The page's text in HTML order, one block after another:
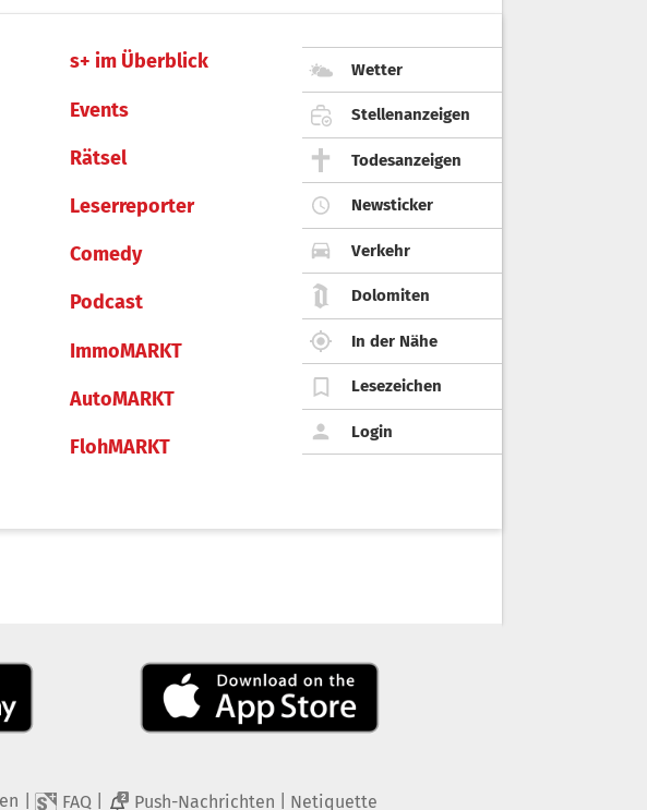
s+ im Überblick
Events
Rätsel
Leserreporter
Comedy
Podcast
ImmoMARKT
AutoMARKT
FlohMARKT
Wetter
Stellenanzeigen
Todesanzeigen
Newsticker
Verkehr
Dolomiten
In der Nähe
Lesezeichen
Login
FAQ 2 Push-Nachrichten Netiquette